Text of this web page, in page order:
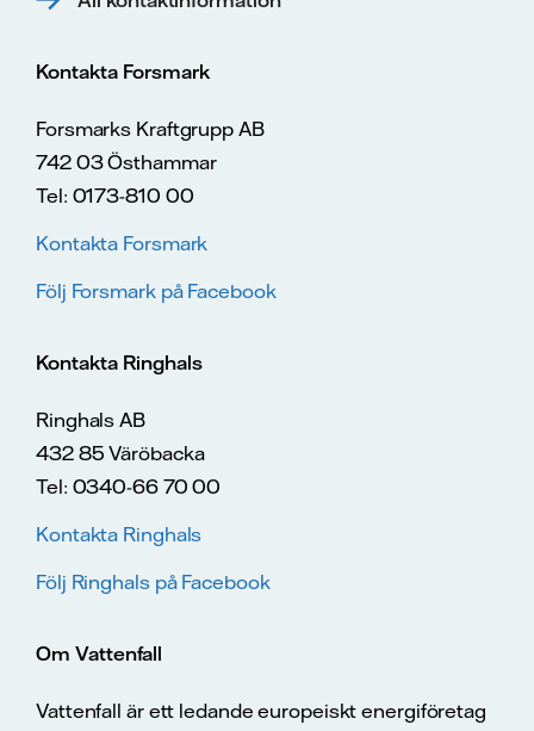
Kontakta Forsmark
Forsmarks Kraftgrupp AB
742 03 Östhammar
Tel: 0173-810 00
Kontakta Forsmark
Följ Forsmark på Facebook
Kontakta Ringhals
Ringhals AB
432 85 Väröbacka
Tel: 0340-66 70 00
Kontakta Ringhals
Följ Ringhals på Facebook
Om Vattenfall
Vattenfall är ett ledande europeiskt energiföretag